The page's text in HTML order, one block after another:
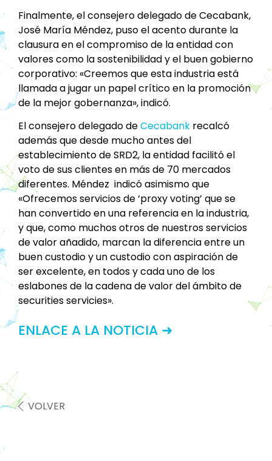
Finalmente, el consejero delegado de Cecabank,
José María Méndez, puso el acento durante la
clausura en el compromiso de la entidad con
valores como la sostenibilidad y el buen gobierno
corporativo: «Creemos que esta industria está
llamada a jugar un papel crítico en la promoción
de la mejor gobernanza», indicó.
El consejero delegado deCecabank recalcó
además que desde mucho antes del
establecimiento de SRD2, la entidad facilitó el
voto de sus clientes en más de 70 mercados
diferentes. Méndez indicó asimismo que
«Ofrecemos servicios de ‘proxy voting’ que se
han convertido en una referencia en la industria,
y que, como muchos otros de nuestros servicios
de valor añadido, marcan la diferencia entre un
buen custodio y un custodio con aspiración de
ser excelente, en todos y cada uno de los
eslabones de la cadena de valor del ámbito de
securities servicies».
ENLACE A LA NOTICIA ➜
VOLVER